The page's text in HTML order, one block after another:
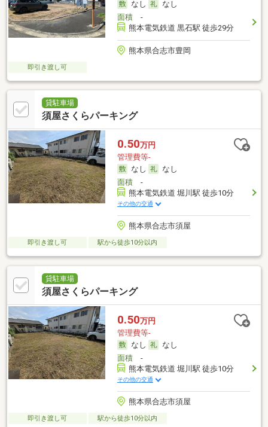
なし
なし
面積-
熊本電気鉄道 黒石駅 徒歩29分
熊本県合志市豊岡
即引き渡し可
貸駐車場
須屋さくらパーキング
0.50万円
管理費等-
なし
なし
面積-
熊本電気鉄道 堀川駅 徒歩10分
その他の交通
熊本県合志市須屋
即引き渡し可 駅から徒歩10分以内
貸駐車場
須屋さくらパーキング
0.50万円
管理費等-
なし
なし
面積-
熊本電気鉄道 堀川駅 徒歩10分
その他の交通
熊本県合志市須屋
即引き渡し可 駅から徒歩10分以内